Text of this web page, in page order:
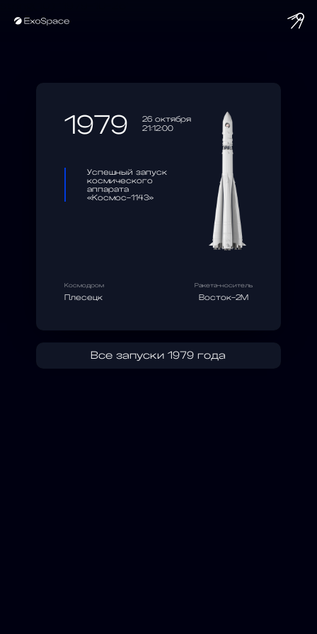
1979
26 октября
21:12:00
Успешный запуск
космического
аппарата
«Космос-1143»
Космодром
Плесецк
Ракета-носитель
Восток-2М
Все запуски 1979 года